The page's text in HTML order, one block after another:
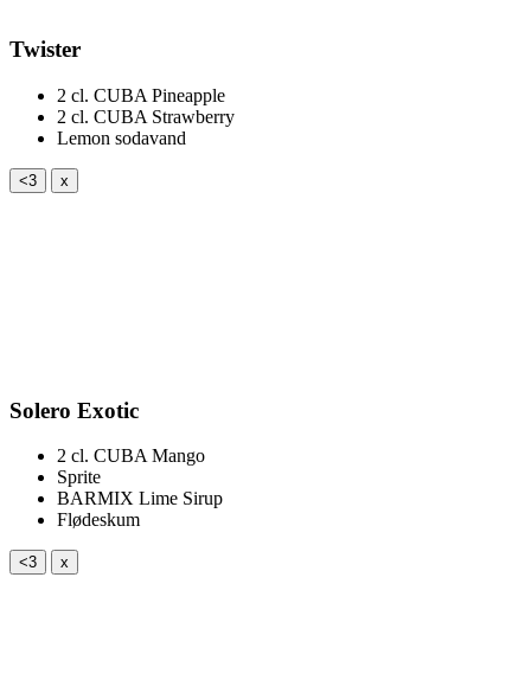
Twister
2 cl. CUBA Pineapple
2 cl. CUBA Strawberry
Lemon sodavand
<3 x
Solero Exotic
2 cl. CUBA Mango
Sprite
BARMIX Lime Sirup
Flødeskum
<3 x